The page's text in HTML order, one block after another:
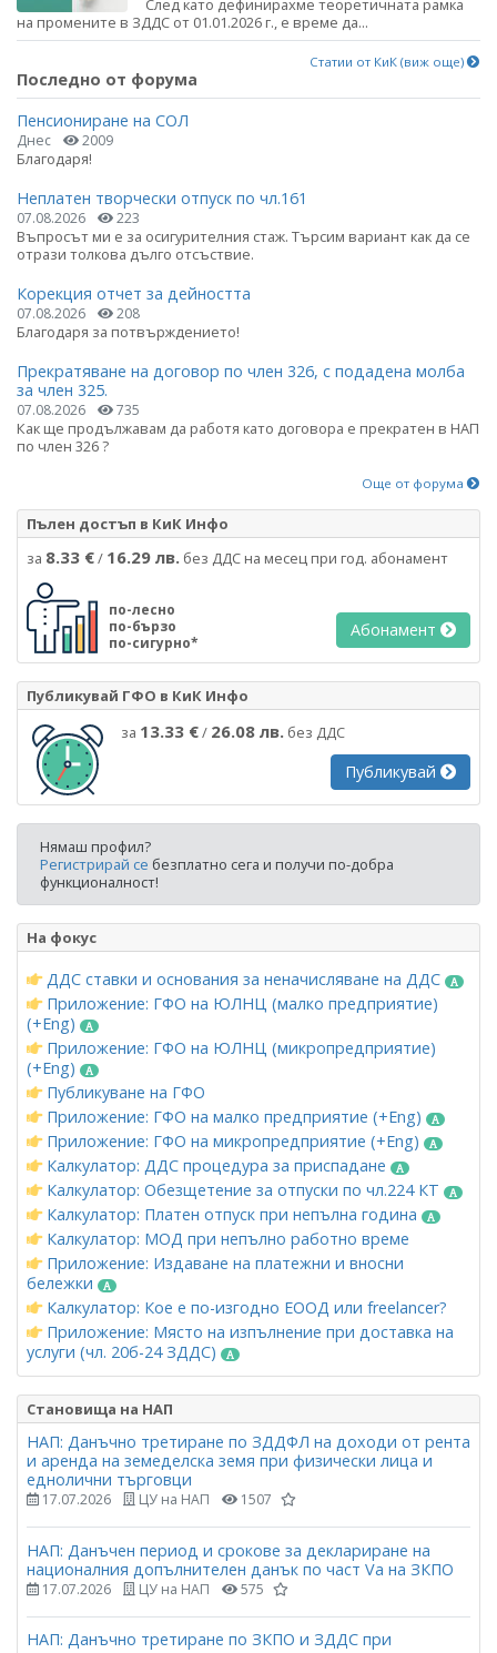
След като дефинирахме теоретичната рамка
на промените в ЗДДС от 01.01.2026 г., е време да...
Статии от КиК (виж още)
Последно от форума
Пенсиониране на СОЛ
Днес 2009
Благодаря!
Неплатен творчески отпуск по чл.161
07.08.2026 223
Въпросът ми е за осигурителния стаж. Търсим вариант как да се
отрази толкова дълго отсъствие.
Корекция отчет за дейността
07.08.2026 208
Благодаря за потвърждението!
Прекратяване на договор по член 326, с подадена молба
за член 325.
07.08.2026 735
Как ще продължавам да работя като договора е прекратен в НАП
по член 326 ?
Още от форума
Пълен достъп в КиК Инфо
за 8.33 €/ 16.29 лв. без ДДС на месец при год. абонамент
по-лесно
по-бързо
по-сигурно*
Абонамент
Публикувай ГФО в КиК Инфо
за 13.33 €/ 26.08 лв. без ДДС
Публикувай
Нямаш профил?
Регистрирай се безплатно сега и получи по-добра
функционалност!
На фокус
ДДС ставки и основания за неначисляване на ДДС
Приложение: ГФО на ЮЛНЦ (малко предприятие)
(+Eng)
Приложение: ГФО на ЮЛНЦ (микропредприятие)
(+Eng)
Публикуване на ГФО
Приложение: ГФО на малко предприятие (+Eng)
Приложение: ГФО на микропредприятие (+Eng)
Калкулатор: ДДС процедура за приспадане
Калкулатор: Обезщетение за отпуски по чл.224 КТ
Калкулатор: Платен отпуск при непълна година
Калкулатор: МОД при непълно работно време
Приложение: Издаване на платежни и вносни
бележки
Калкулатор: Кое е по-изгодно ЕООД или freelancer?
Приложение: Място на изпълнение при доставка на
услуги (чл. 20б-24 ЗДДС)
Становища на НАП
НАП: Данъчно третиране по ЗДДФЛ на доходи от рента
и аренда на земеделска земя при физически лица и
еднолични търговци
17.07.2026 ЦУ на НАП 1507
НАП: Данъчен период и срокове за деклариране на
националния допълнителен данък по част Vа на ЗКПО
17.07.2026 ЦУ на НАП 575
НАП: Данъчно третиране по ЗКПО и ЗДДС при